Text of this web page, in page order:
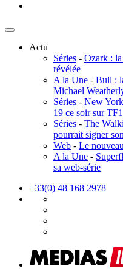
Actu
Séries - Ozark :
révélée
A la Une - Bull :
Michael
Séries - New
19 ce soir sur TF1
Séries - The
pourrait signer
Web - Le
A la Une -
sa web-série
+33(0) 48 168 2978